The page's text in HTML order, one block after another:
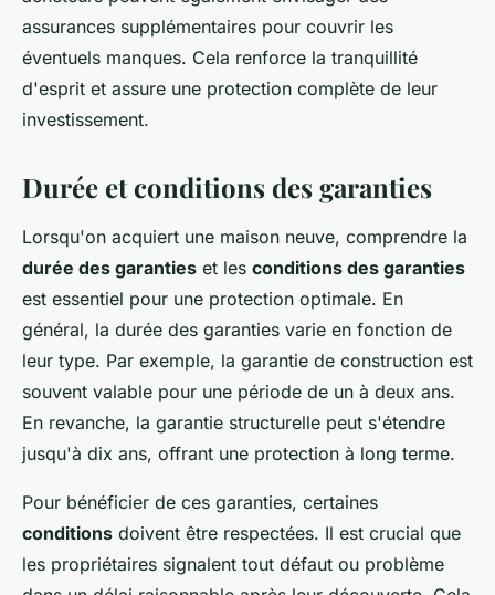
assurances supplémentaires pour couvrir les
éventuels manques. Cela renforce la tranquillité
d'esprit et assure une protection complète de leur
investissement.
Durée et conditions des garanties
Lorsqu'on acquiert une maison neuve, comprendre la
durée des garanties et les conditions des garanties
est essentiel pour une protection optimale. En
général, la durée des garanties varie en fonction de
leur type. Par exemple, la garantie de construction est
souvent valable pour une période de un à deux ans.
En revanche, la garantie structurelle peut s'étendre
jusqu'à dix ans, offrant une protection à long terme.
Pour bénéficier de ces garanties, certaines
conditions doivent être respectées. Il est crucial que
les propriétaires signalent tout défaut ou problème